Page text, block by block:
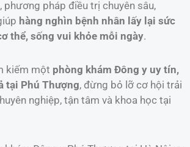
phương pháp điều trị chuyên sâu,
hàng nghìn bệnh nhân lấy lại sức
thể, sống vui khỏe mỗi ngày.
kiếm một phòng khám Đông y uy tín,
tại Phú Thượng, đừng bỏ lỡ cơ hội trải
nghiệp, tận tâm và khoa học tại